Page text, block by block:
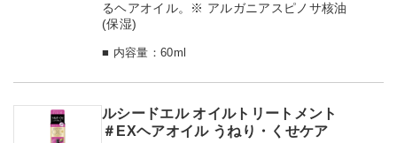
るヘアオイル。※ アルガニアスピノサ核油
(保湿)
■ 内容量：60ml
ルシードエル オイルトリートメント
＃EXヘアオイル うねり・くせケア